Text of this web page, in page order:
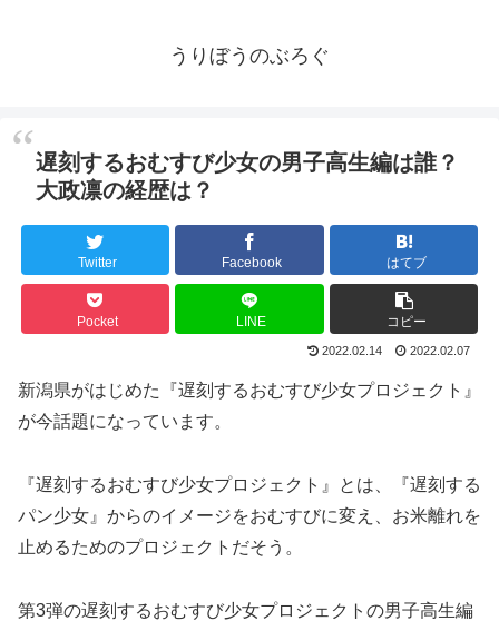
うりぼうのぶろぐ
遅刻するおむすび少女の男子高生編は誰？
大政凛の経歴は？
Twitter Facebook はてブ
Pocket LINE コピー
2022.02.14 2022.02.07
新潟県がはじめた『遅刻するおむすび少女プロジェクト』
が今話題になっています。
『遅刻するおむすび少女プロジェクト』とは、『遅刻する
パン少女』からのイメージをおむすびに変え、お米離れを
止めるためのプロジェクトだそう。
第3弾の遅刻するおむすび少女プロジェクトの男子高生編